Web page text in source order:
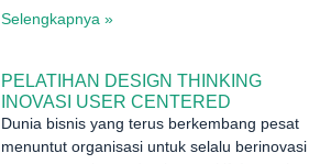
Selengkapnya »
PELATIHAN DESIGN THINKING
INOVASI USER CENTERED
Dunia bisnis yang terus berkembang pesat
menuntut organisasi untuk selalu berinovasi